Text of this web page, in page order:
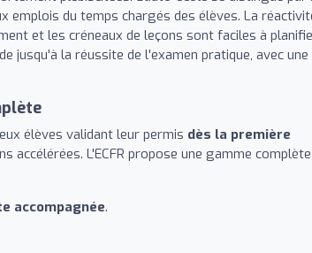
emplois du temps chargés des élèves. La
et les créneaux de leçons sont faciles à
jusqu'à la réussite de l'examen pratique, avec une
élèves validant leur permis dès la première
L'ECFR propose une gamme
accompagnée.